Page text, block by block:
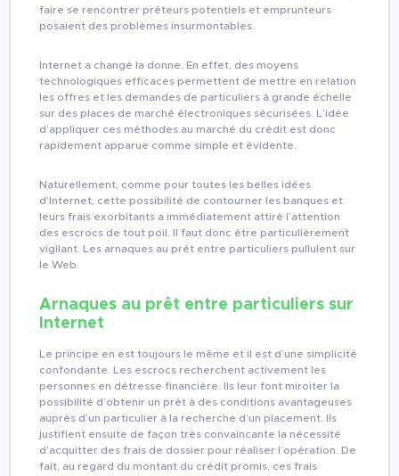
faire se rencontrer prêteurs potentiels et emprunteurs
posaient des problèmes insurmontables.
Internet a changé la donne. En effet, des moyens
technologiques efficaces permettent de mettre en relation
les offres et les demandes de particuliers à grande échelle
sur des places de marché électroniques sécurisées. L’idée
d’appliquer ces méthodes au marché du crédit est donc
rapidement apparue comme simple et évidente.
Naturellement, comme pour toutes les belles idées
d’Internet, cette possibilité de contourner les banques et
leurs frais exorbitants a immédiatement attiré l’attention
des escrocs de tout poil. Il faut donc être particulièrement
vigilant. Les arnaques au prêt entre particuliers pullulent sur
le Web.
Arnaques au prêt entre particuliers sur
Internet
Le principe en est toujours le même et il est d’une simplicité
confondante. Les escrocs recherchent activement les
personnes en détresse financière. Ils leur font miroiter la
possibilité d’obtenir un prêt à des conditions avantageuses
auprès d’un particulier à la recherche d’un placement. Ils
justifient ensuite de façon très convaincante la nécessité
d’acquitter des frais de dossier pour réaliser l’opération. De
fait, au regard du montant du crédit promis, ces frais